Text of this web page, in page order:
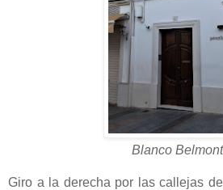
Blanco
Giro a la derecha por las callejas